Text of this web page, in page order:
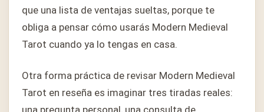
que una lista de ventajas sueltas, porque te
obliga a pensar cómo usarás Modern Medieval
Tarot cuando ya lo tengas en casa.
Otra forma práctica de revisar Modern Medieval
Tarot en reseña es imaginar tres tiradas reales: